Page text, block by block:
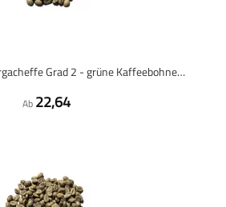
Äthiopien Arabica Yirgacheffe Grad 2 - grüne Kaffeebohnen - 1 Kilo
Ab 22,64